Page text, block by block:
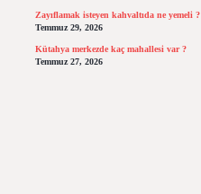
Zayıflamak isteyen kahvaltıda ne yemeli ?
Temmuz 29, 2026
Kütahya merkezde kaç mahallesi var ?
Temmuz 27, 2026